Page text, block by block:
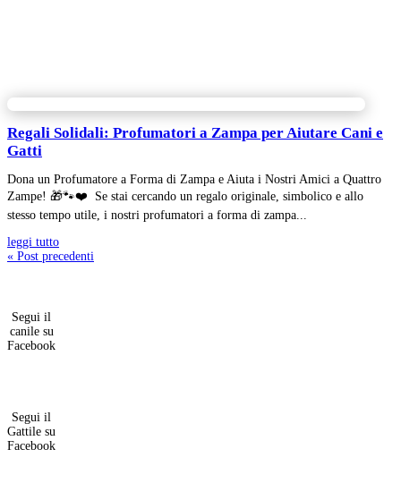
Regali Solidali: Profumatori a Zampa per Aiutare Cani e
Gatti
Dona un Profumatore a Forma di Zampa e Aiuta i Nostri Amici a Quattro
Zampe! 🎁🐾❤️ Se stai cercando un regalo originale, simbolico e allo
stesso tempo utile, i nostri profumatori a forma di zampa...
leggi tutto
« Post precedenti
Segui il
canile su
Facebook
Segui il
Gattile su
Facebook